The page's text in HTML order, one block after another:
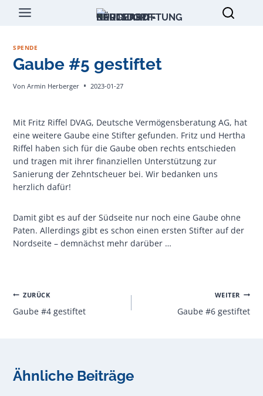
Inhalt
SPENDE
Gaube #5 gestiftet
Von Armin Herberger 2023-01-27
Mit Fritz Riffel DVAG, Deutsche Vermögensberatung AG, hat
eine weitere Gaube eine Stifter gefunden. Fritz und Hertha
Riffel haben sich für die Gaube oben rechts entschieden
und tragen mit ihrer finanziellen Unterstützung zur
Sanierung der Zehntscheuer bei. Wir bedanken uns
herzlich dafür!
Damit gibt es auf der Südseite nur noch eine Gaube ohne
Paten. Allerdings gibt es schon einen ersten Stifter auf der
Nordseite – demnächst mehr darüber …
Beitragsnavigation
ZURÜCK
Gaube #4 gestiftet
WEITER
Gaube #6 gestiftet
Ähnliche Beiträge